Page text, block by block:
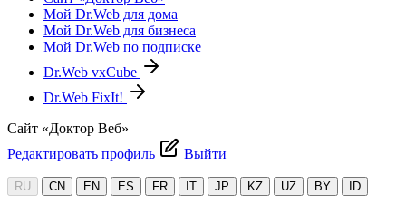
Мой Dr.Web для дома
Мой Dr.Web для бизнеса
Мой Dr.Web по подписке
Dr.Web vxCube
Dr.Web FixIt!
Сайт «Доктор Веб»
Редактировать профиль
Выйти
RU CN EN ES FR IT JP KZ UZ BY ID